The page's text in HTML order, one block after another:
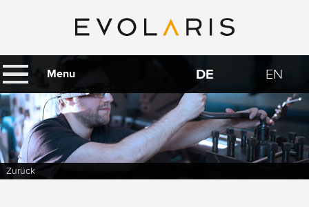
DE EN
Menu
Zurück